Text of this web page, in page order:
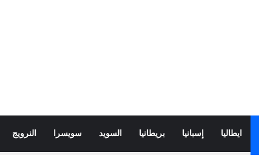
ايطاليا إسبانيا بريطانيا السويد سويسرا النرويج